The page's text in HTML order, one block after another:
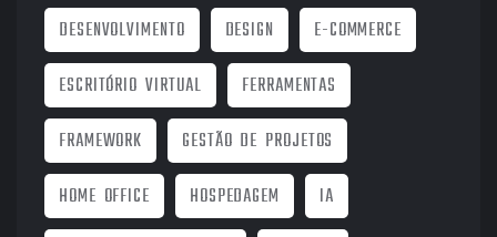
DESENVOLVIMENTO
DESIGN
E-COMMERCE
ESCRITÓRIO VIRTUAL
FERRAMENTAS
FRAMEWORK
GESTÃO DE PROJETOS
HOME OFFICE
HOSPEDAGEM IA